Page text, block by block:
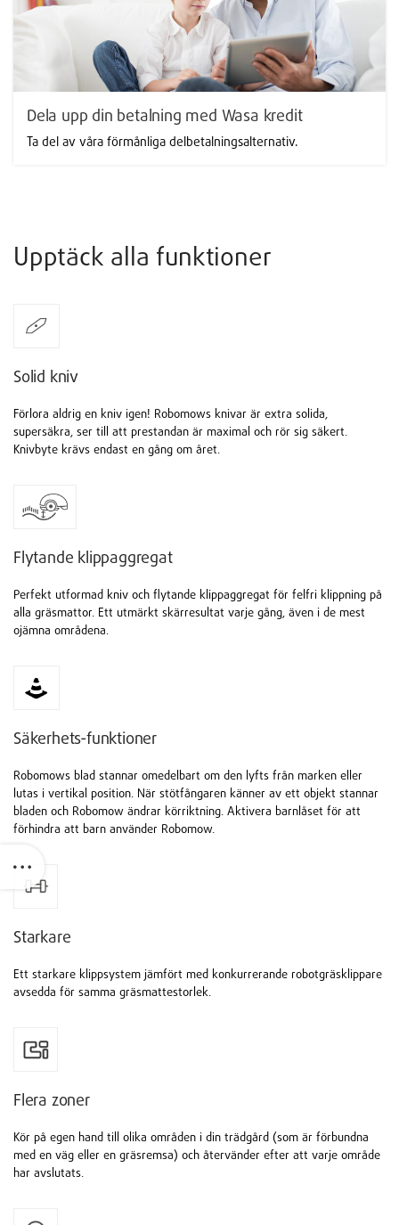
Dela upp din betalning med Wasa kredit
Ta del av våra förmånliga delbetalningsalternativ.
Upptäck alla funktioner
Solid kniv
Förlora aldrig en kniv igen! Robomows knivar är extra solida,
supersäkra, ser till att prestandan är maximal och rör sig säkert.
Knivbyte krävs endast en gång om året.
Flytande klippaggregat
Perfekt utformad kniv och flytande klippaggregat för felfri klippning på
alla gräsmattor. Ett utmärkt skärresultat varje gång, även i de mest
ojämna områdena.
Säkerhets-funktioner
Robomows blad stannar omedelbart om den lyfts från marken eller
lutas i vertikal position. När stötfångaren känner av ett objekt stannar
bladen och Robomow ändrar körriktning. Aktivera barnlåset för att
förhindra att barn använder Robomow.
Starkare
Ett starkare klippsystem jämfört med konkurrerande robotgräsklippare
avsedda för samma gräsmattestorlek.
Flera zoner
Kör på egen hand till olika områden i din trädgård (som är förbundna
med en väg eller en gräsremsa) och återvänder efter att varje område
har avslutats.